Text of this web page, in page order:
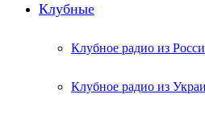
Клубные
Клубное радио из
Клубное радио из